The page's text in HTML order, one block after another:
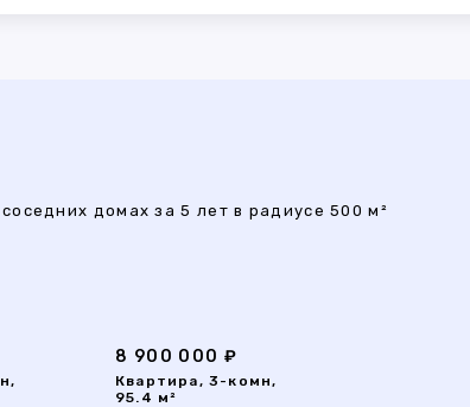
домах за 5 лет в радиусе 500 м²
8 900 000 ₽
Квартира, 3-комн,
95.4 м²